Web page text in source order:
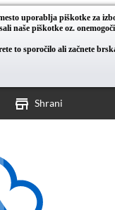
uporablja piškotke za
naše piškotke oz.
to sporočilo ali začnete
Shrani